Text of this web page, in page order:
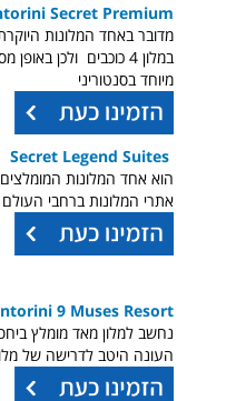
Secret Premium
מדובר באחד המלונות
במלון 4 כוכבים
מיוחד בסנטוריני
Secret Legend Suites
הוא אחד המלונות
אתרי המלונות ברחבי העולם
9 Muses Resort
נחשב למלון מאד מומלץ
העונה היטב לדרישה של